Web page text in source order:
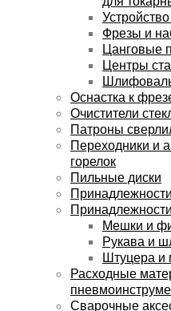
Фрезы и
Цанговые
Центры
Оснастка к
Очистители
Патроны
Переходники и
горелок
Пильные диски
Мешки и
Рукава и
Штуцера и
Расходные
Сварочные